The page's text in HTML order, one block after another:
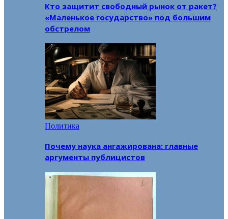
Кто защитит свободный рынок от ракет?
«Маленькое государство» под большим
обстрелом
Политика
Почему наука ангажирована: главные
аргументы публицистов